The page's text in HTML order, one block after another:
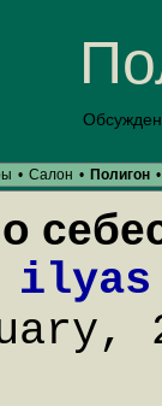
• Салон • Полигон •
ilyas